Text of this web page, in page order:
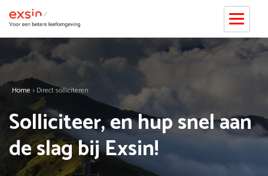
Home > Direct solliciteren
Solliciteer, en hup snel aan
de slag bij Exsin!